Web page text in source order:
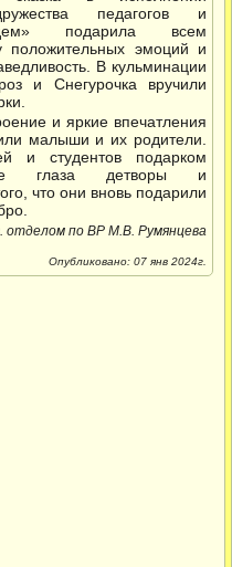
педагогов и
подарила всем
положительных эмоций и
В кульминации
и Снегурочка вручили
и яркие впечатления
малыши и их родители.
и студентов подарком
глаза детворы и
что они вновь подарили
отделом по ВР М.В. Румянцева
Опубликовано: 07 янв 2024г.